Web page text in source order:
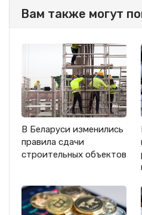
Вам также могут
В Беларуси изменились
правила сдачи
строительных объектов